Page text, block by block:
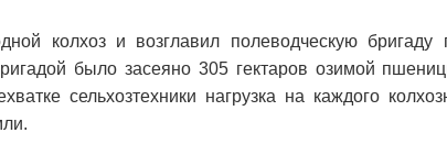
колхоз и возглавил полеводческую
было засеяно 305 гектаров озимой
сельхозтехники нагрузка на каждого